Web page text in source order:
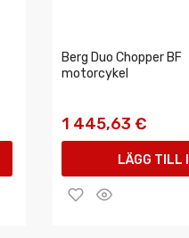
Berg Duo Chopper BF
motorcykel
1 445,63 €
LÄGG TILL I
VARUKORGEN